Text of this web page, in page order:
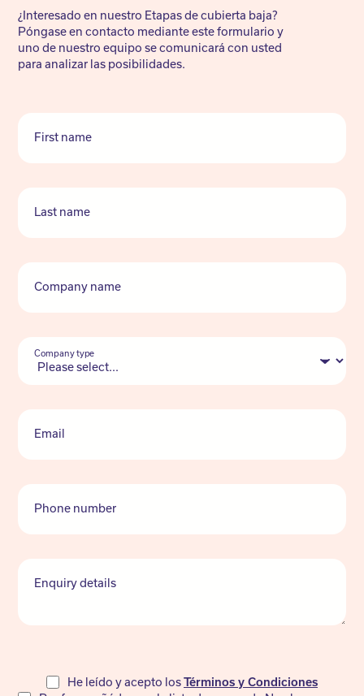
¿Interesado en nuestro Etapas de cubierta baja?
Póngase en contacto mediante este formulario y
uno de nuestro equipo se comunicará con usted
para analizar las posibilidades.
First name
Last name
Company name
Company type
Email
Phone number
Enquiry details
He leído y acepto losTérminos y Condiciones